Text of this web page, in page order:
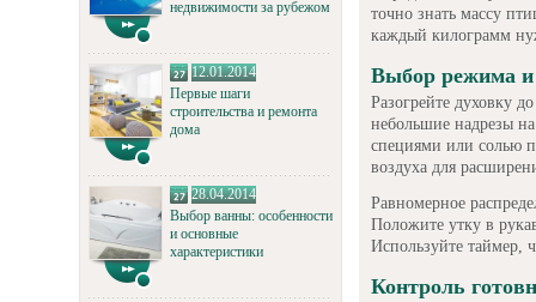
недвижимости за рубежом
12.01.2014
Первые шаги
строительства и ремонта
дома
28.04.2014
Выбор ванны: особенности
и основные
характеристики
точно знать массу
каждый килограмм
Выбор режима и
Разогрейте духовку
небольшие надрезы
специями или солью
воздуха для
Равномерное
Положите утку в
Используйте таймер,
Контроль